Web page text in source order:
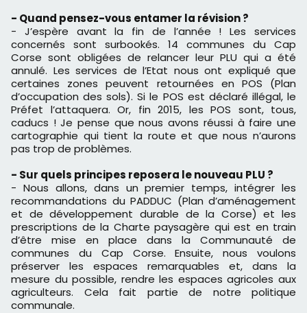
- Quand pensez-vous entamer la révision ?
- J’espère avant la fin de l’année ! Les services
concernés sont surbookés. 14 communes du Cap
Corse sont obligées de relancer leur PLU qui a été
annulé. Les services de l’Etat nous ont expliqué que
certaines zones peuvent retournées en POS (Plan
d’occupation des sols). Si le POS est déclaré illégal, le
Préfet l’attaquera. Or, fin 2015, les POS sont, tous,
caducs ! Je pense que nous avons réussi à faire une
cartographie qui tient la route et que nous n’aurons
pas trop de problèmes.
- Sur quels principes reposera le nouveau PLU ?
- Nous allons, dans un premier temps, intégrer les
recommandations du PADDUC (Plan d’aménagement
et de développement durable de la Corse) et les
prescriptions de la Charte paysagère qui est en train
d’être mise en place dans la Communauté de
communes du Cap Corse. Ensuite, nous voulons
préserver les espaces remarquables et, dans la
mesure du possible, rendre les espaces agricoles aux
agriculteurs. Cela fait partie de notre politique
communale.